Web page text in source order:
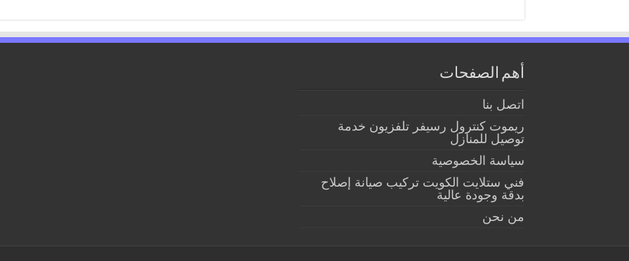
أهم الصفحات
اتصل بنا
ريموت كنترول رسيفر تلفزيون خدمة
توصيل للمنازل
سياسة الخصوصية
فني ستلايت الكويت تركيب صيانة إصلاح
بدقة وجودة عالية
من نحن